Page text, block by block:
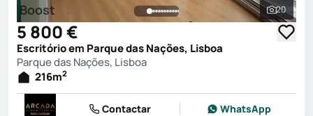
Ver
20
Boost
5 800 €
Escritório em Parque das Nações, Lisboa
Parque das Nações, Lisboa
216m2
Contactar WhatsApp